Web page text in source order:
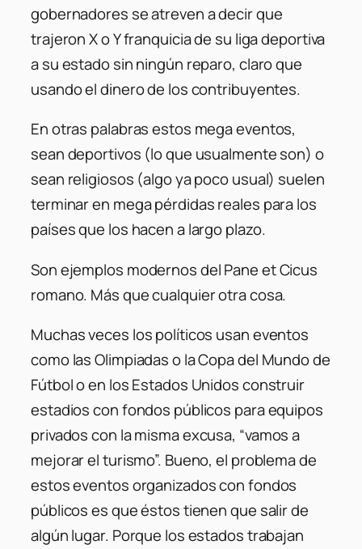
gobernadores se atreven a decir que
trajeron X o Y franquicia de su liga deportiva
a su estado sin ningún reparo, claro que
usando el dinero de los contribuyentes.
En otras palabras estos mega eventos,
sean deportivos (lo que usualmente son) o
sean religiosos (algo ya poco usual) suelen
terminar en mega pérdidas reales para los
países que los hacen a largo plazo.
Son ejemplos modernos del Pane et Cicus
romano. Más que cualquier otra cosa.
Muchas veces los políticos usan eventos
como las Olimpiadas o la Copa del Mundo de
Fútbol o en los Estados Unidos construir
estadios con fondos públicos para equipos
privados con la misma excusa, “vamos a
mejorar el turismo”. Bueno, el problema de
estos eventos organizados con fondos
públicos es que éstos tienen que salir de
algún lugar. Porque los estados trabajan